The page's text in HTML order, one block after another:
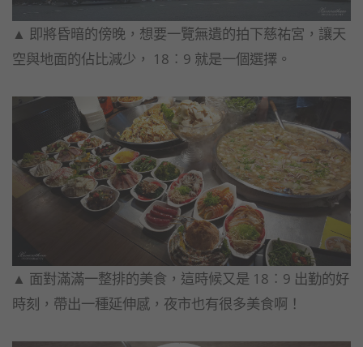
▲ 即將昏暗的傍晚，想要一覽無遺的拍下慈祐宮， 讓天
空與地面的佔比減少， 18︰9 就是一個選擇。
▲ 面對滿滿一整排的美食，這時候又是 18︰9 出勤的好
時刻，帶出一種延伸感，夜市也有很多美食啊！